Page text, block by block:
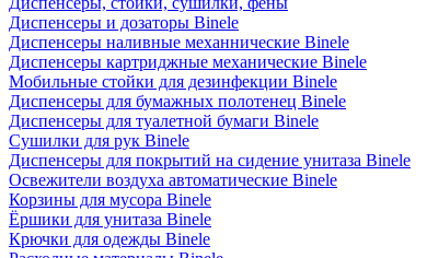
Диспенсеры и дозаторы Binele
Диспенсеры наливные механнические Binele
Диспенсеры картриджные механические Binele
Мобильные стойки для дезинфекции Binele
Диспенсеры для бумажных полотенец Binele
Диспенсеры для туалетной бумаги Binele
Сушилки для рук Binele
Диспенсеры для покрытий на сидение унитаза Binele
Освежители воздуха автоматические Binele
Корзины для мусора Binele
Ёршики для унитаза Binele
Крючки для одежды Binele